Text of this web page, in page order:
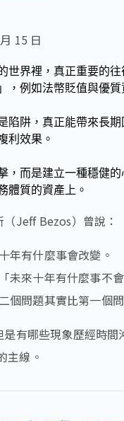
15 日
世界裡，真正重要的
，例如法幣貶值與優
陷阱，真正能帶來長
利效果。
，而是建立一種穩健
體質的資產上。
Jeff Bezos）曾說：
年有什麼事會改變。
未來十年有什麼事不會
個問題其實比第一個
有哪些現象歷經時
主線。